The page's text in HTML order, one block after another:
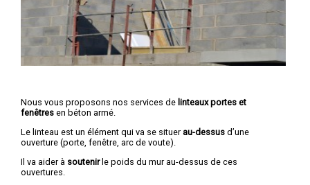
Nous vous proposons nos services de linteaux portes et
fenêtres en béton armé.
Le linteau est un élément qui va se situer au-dessus d’une
ouverture (porte, fenêtre, arc de voute).
Il va aider à soutenirle poids du mur au-dessus de ces
ouvertures.